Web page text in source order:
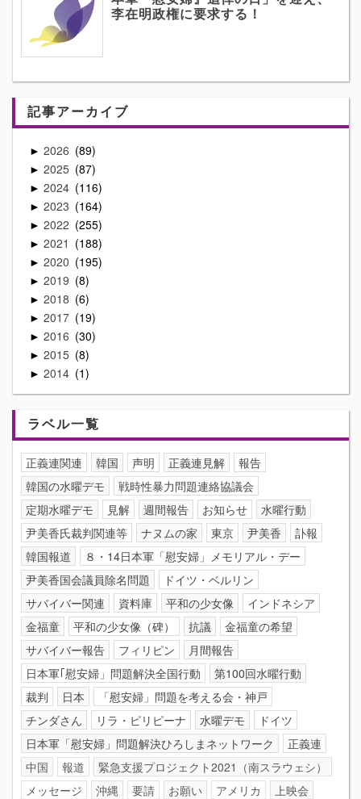
李在明政権に要求する！
記事アーカイブ
► 2026 89
► 2025 87
► 2024 116
► 2023 164
► 2022 255
► 2021 188
► 2020 195
► 2019 8
► 2018 6
► 2017 19
► 2016 30
► 2015 8
► 2014 1
ラベル一覧
正義連関連 韓国 声明 正義連見解
報告
韓国の水曜デモ
戦時性暴力問題連絡協議会
定期水曜デモ
見解 週間報告 お知らせ
水曜行動
尹美香氏裁判関連等
ナヌムの家 東京 尹美香
訃報
韓国報道
８・14日本軍「慰安婦」メモリアル・デー
尹美香国会議員除名問題
ドイツ・ベルリン
サバイバー関連
資料庫 平和の少女像
インドネシア
金福童
平和の少女像（碑） 抗議
金福童の希望
サバイバー報告
フィリピン
月間報告
日本軍｢慰安婦」問題解決全国行動
第100回水曜行動
裁判
日本
「慰安婦」問題を考える会・神戸
チンダさん
リラ・ピリピーナ 水曜デモ
ドイツ
日本軍「慰安婦」問題解決ひろしまネットワーク
正義連
中国
報道
緊急支援プロジェクト2021（南スラウェシ）
メッセージ
沖縄 要請 お願い アメリカ
上映会